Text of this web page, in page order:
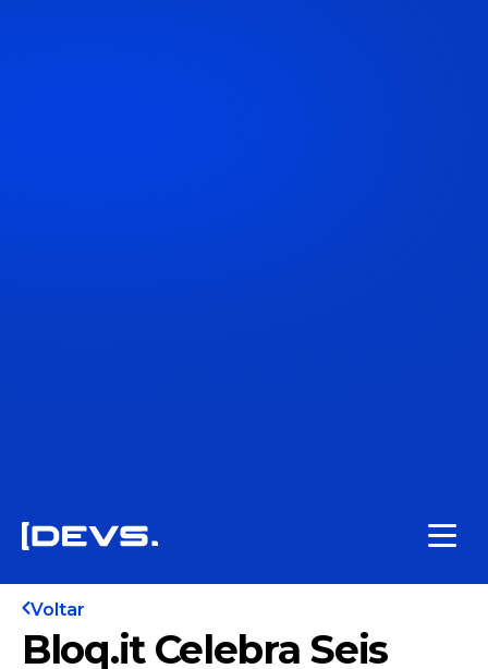
Voltar
Bloq.it Celebra Seis